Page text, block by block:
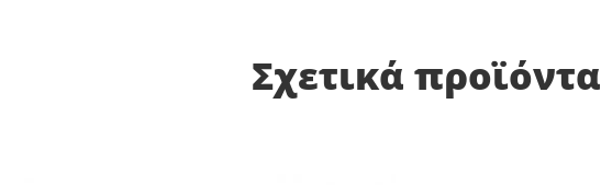
Σχετικά προϊόντα